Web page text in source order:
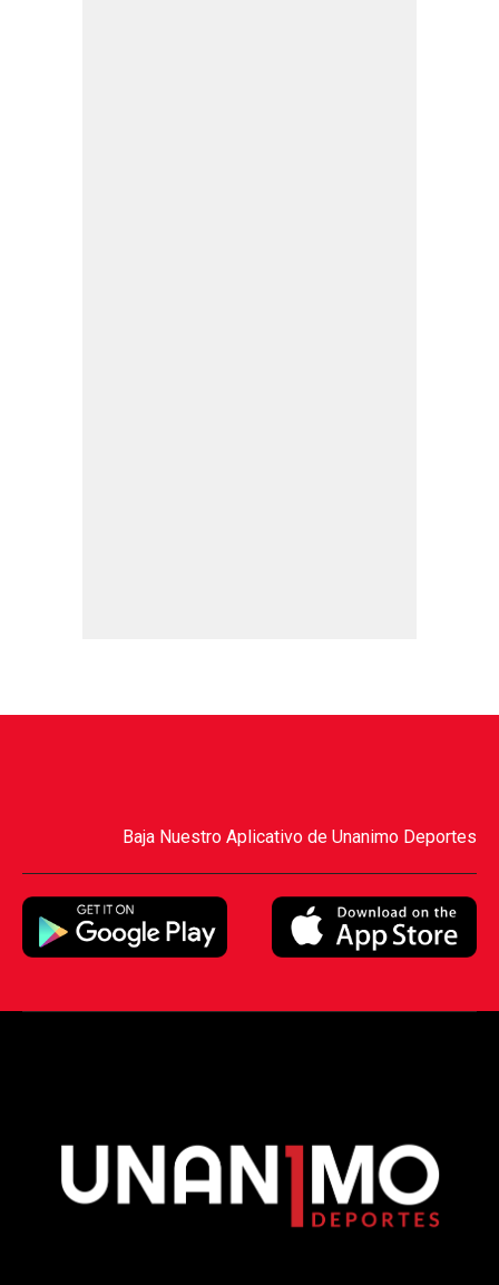
Baja Nuestro Aplicativo de Unanimo Deportes